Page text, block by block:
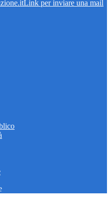
Link per inviare una mail